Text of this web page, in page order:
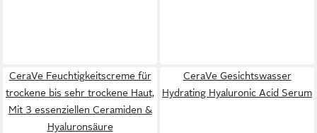
CeraVe Feuchtigkeitscreme für
trockene bis sehr trockene Haut,
Mit 3 essenziellen Ceramiden &
Hyaluronsäure
CeraVe Gesichtswasser
Hydrating Hyaluronic Acid Serum